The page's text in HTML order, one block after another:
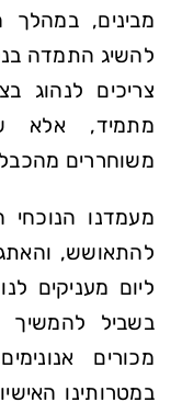
מבינים,
להשיג התמדה
צריכים לנהוג
מתמיד, אלא
משוחררים
מעמדנו
להתאושש,
ליום מעניקים
בשביל
מכורים
במטרותינו